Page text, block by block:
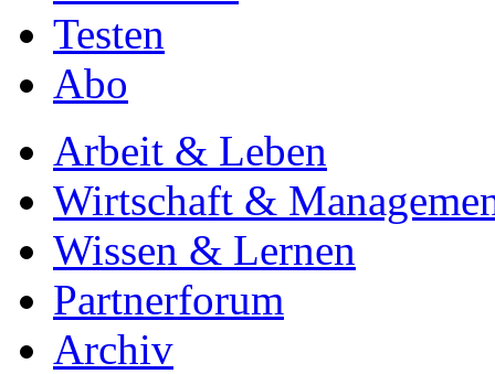
Testen
Abo
Arbeit & Leben
Wirtschaft &
Wissen & Lernen
Partnerforum
Archiv